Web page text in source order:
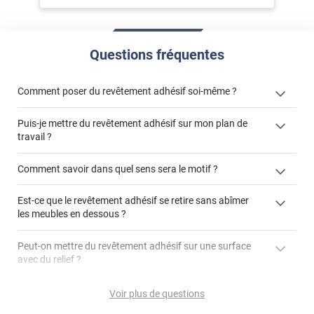
Questions fréquentes
Comment poser du revêtement adhésif soi-même ?
« Comment poser un revêtement adhésif ? »
Puis-je mettre du revêtement adhésif sur mon plan de
travail ?
"Peut-on installer du
Comment savoir dans quel sens sera le motif ?
Est-ce que le revêtement adhésif se retire sans abîmer
les meubles en dessous ?
Peut-on mettre du revêtement adhésif sur une surface
avec du relief ?
Peut-on mettre du revêtement adhésif sur du carrelage
Voir plus de questions